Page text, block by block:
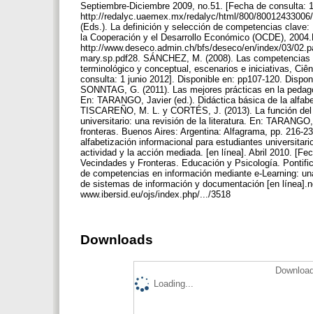
Septiembre-Diciembre 2009, no.51. [Fecha de consulta:
http://redalyc.uaemex.mx/redalyc/html/800/
(Eds.). La definición y selección de competencias
la Cooperación y el Desarrollo Económico (OCDE),
http://www.deseco.admin.ch/bfs/deseco/en/index/03/
mary.sp.pdf28. SÁNCHEZ, M. (2008). Las
terminológico y conceptual, escenarios e iniciativas,
consulta: 1 junio 2012]. Disponible en: pp107-120.
SONNTAG, G. (2011). Las mejores prácticas en la
En: TARANGO, Javier (ed.). Didáctica básica de la
TISCAREÑO, M. L. y CORTÉS, J. (2013). La función
universitario: una revisión de la literatura. En:
fronteras. Buenos Aires: Argentina: Alfagrama, pp. 216-
alfabetización informacional para estudiantes
actividad y la acción mediada. [en línea]. Abril 2010.
Vecindades y Fronteras. Educación y Psicología.
de competencias en información mediante e-Learning:
de sistemas de información y documentación [en
www.ibersid.eu/ojs/index.php/.../3518
Downloads
Loading...